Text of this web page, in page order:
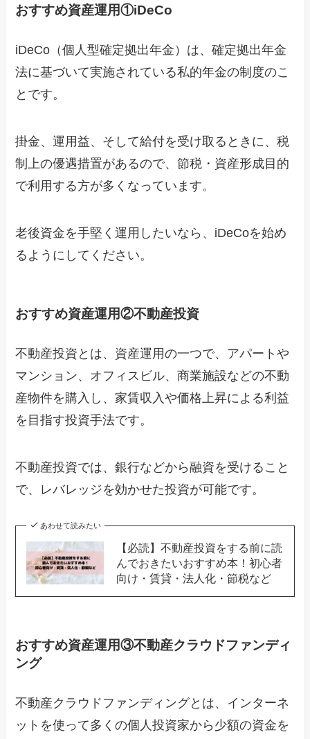
おすすめ資産運用①iDeCo
iDeCo（個人型確定拠出年金）は、確定拠出年金
法に基づいて実施されている私的年金の制度のこ
とです。
掛金、運用益、そして給付を受け取るときに、税
制上の優遇措置があるので、節税・資産形成目的
で利用する方が多くなっています。
老後資金を手堅く運用したいなら、iDeCoを始め
るようにしてください。
おすすめ資産運用②不動産投資
不動産投資とは、資産運用の一つで、アパートや
マンション、オフィスビル、商業施設などの不動
産物件を購入し、家賃収入や価格上昇による利益
を目指す投資手法です。
不動産投資では、銀行などから融資を受けること
で、レバレッジを効かせた投資が可能です。
あわせて読みたい
【必読】不動産投資をする前に読
んでおきたいおすすめ本！初心者
向け・賃貸・法人化・節税など
おすすめ資産運用③不動産クラウドファンディ
ング
不動産クラウドファンディングとは、インターネ
ットを使って多くの個人投資家から少額の資金を